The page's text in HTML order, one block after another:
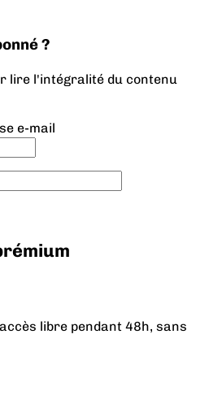
?
lire l'intégralité du contenu
e-mail
libre pendant 48h, sans